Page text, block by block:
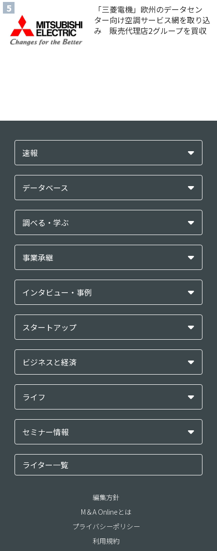
「三菱電機」欧州のデータセン
ター向け空調サービス網を取り込
み 販売代理店2グループを買収
速報
データベース
調べる・学ぶ
事業承継
インタビュー・事例
スタートアップ
ビジネスと経済
ライフ
セミナー情報
ライター一覧
編集方針
M＆A Onlineとは
プライバシーポリシー
利用規約